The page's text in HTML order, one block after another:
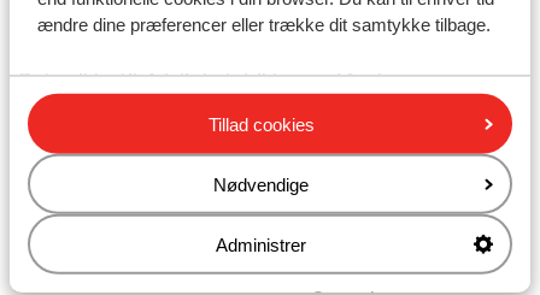
ændre dine præferencer eller trække dit samtykke tilbage.
Tillad cookies
Nødvendige
Administrer
Det er ikke tilrådeligt at drikke vand fra hanen.
Mad:
Typiske spanske retter er tapas (små snacks) og paella
(ris med skalddyr).
Mobiltelefon:
Din danske mobiltelefon virker også i Spanien.